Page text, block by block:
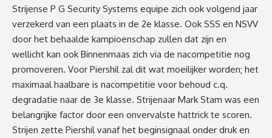
Strijense P G Security Systems equipe zich ook volgend jaar
verzekerd van een plaats in de 2e klasse. Ook SSS en NSVV
door het behaalde kampioenschap zullen dat zijn en
wellicht kan ook Binnenmaas zich via de nacompetitie nog
promoveren. Voor Piershil zal dit wat moeilijker worden; het
maximaal haalbare is nacompetitie voor behoud c.q.
degradatie naar de 3e klasse. Strijenaar Mark Stam was een
belangrijke factor door een onvervalste hattrick te scoren.
Strijen zette Piershil vanaf het beginsignaal onder druk en